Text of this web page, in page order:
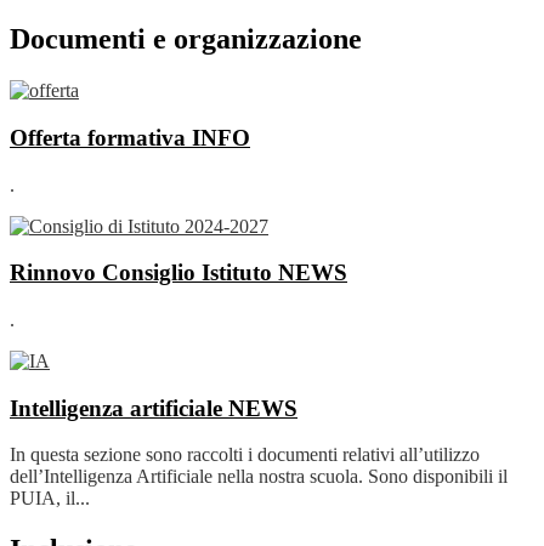
Documenti e organizzazione
Offerta formativa INFO
.
Rinnovo Consiglio Istituto NEWS
.
Intelligenza artificiale NEWS
In questa sezione sono raccolti i documenti relativi all’utilizzo
dell’Intelligenza Artificiale nella nostra scuola. Sono disponibili il
PUIA, il...